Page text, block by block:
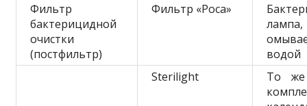
Фильтр
бактерицидной
очистки
(постфильтр)
Фильтр «Роса»
лампа,
водой
Sterilight
То